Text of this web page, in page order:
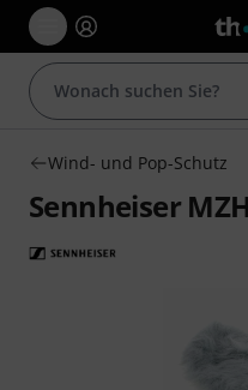
Wind- und Pop-Schutz
Sennheiser